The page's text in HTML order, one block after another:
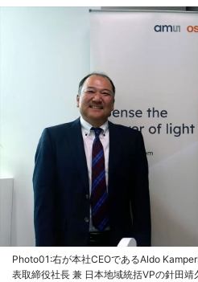
Photo01:右が本社CEOであるAldo
表取締役社長 兼 日本地域統括VPの針田靖